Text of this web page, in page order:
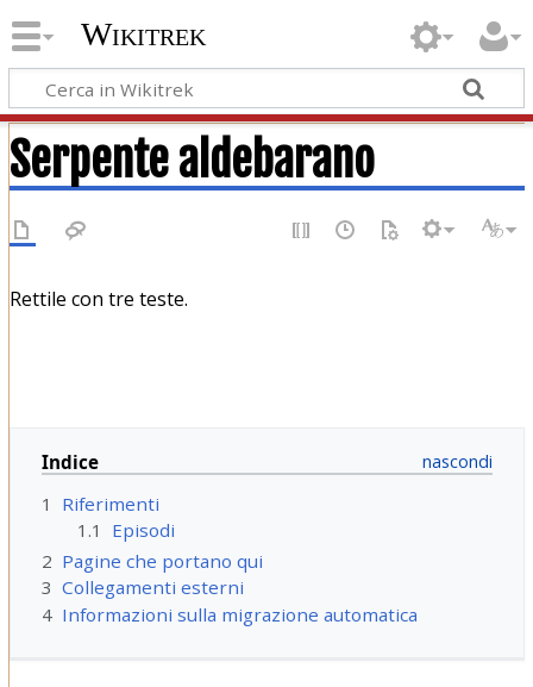
Wikitrek
Serpente aldebarano
Rettile con tre teste.
Indice
1
Riferimenti
1.1
Episodi
2 Pagine che portano qui
3 Collegamenti esterni
4 Informazioni sulla migrazione automatica